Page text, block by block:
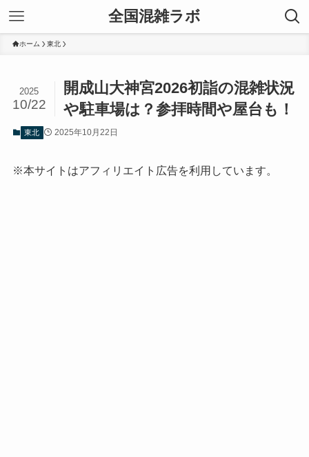
全国混雑ラボ
ホーム 東北
開成山大神宮2026初詣の混雑状況
や駐車場は？参拝時間や屋台も！
2025
10/22
東北 2025年10月22日
※本サイトはアフィリエイト広告を利用しています。